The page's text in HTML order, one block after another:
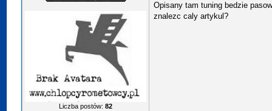
Liczba postów:82
Opisany tam tuning bedzie
znalezc caly artykul?